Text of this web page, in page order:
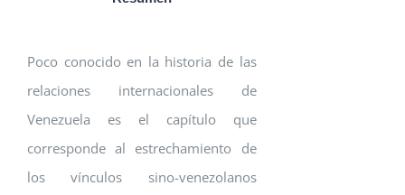
Poco conocido en la historia de las
relaciones internacionales de
Venezuela es el capítulo que
corresponde al estrechamiento de
los vínculos sino-venezolanos